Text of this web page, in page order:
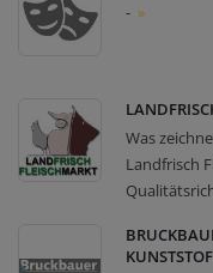
- »
Was
Landfrisch